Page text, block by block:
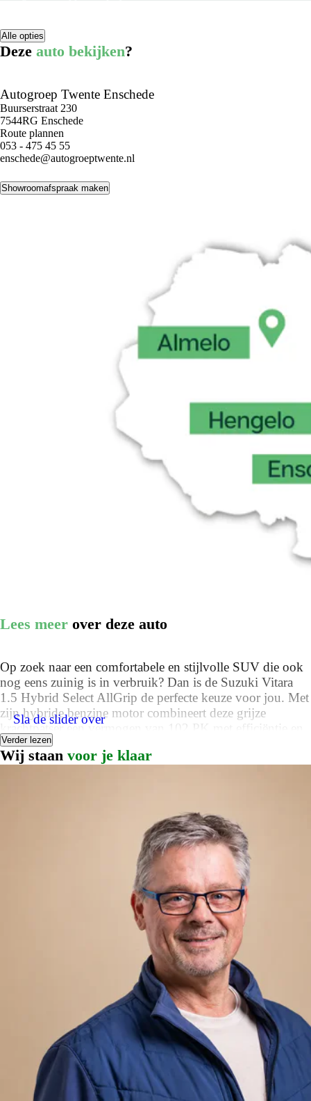
Alle opties
Deze auto bekijken?
Autogroep Twente Enschede
Buurserstraat 230
7544RG Enschede
Route plannen
053 - 475 45 55
enschede@autogroeptwente.nl
Showroomafspraak maken
Lees meer over deze auto
Op zoek naar een comfortabele en stijlvolle SUV die ook
nog eens zuinig is in verbruik? Dan is de Suzuki Vitara
1.5 Hybrid Select AllGrip de perfecte keuze voor jou. Met
zijn hybride benzine motor combineert deze grijze
krachtpatser een vermogen van 102 PK met efficiëntie en
milieuvriendelijkheid. Met een CC van 1462 en een
kilometerstand van 43213 is deze Suzuki Vitara een
kostbare bezit te beschermen, zodat je met een gerust hart
op pad kunt gaan. De LED dagrijverlichting zorgt niet
alleen voor een moderne uitstraling, maar draagt ook bij
aan een betere zichtbaarheid op de weg. Met de
verkeersbord detectie hoef je nooit meer bang te zijn voor
onverwachte snelheidslimieten.
Het interieur van de Suzuki Vitara is praktisch en
comfortabel. De achterbank is eenvoudig in delen
neerklapbaar, waardoor je gemakkelijk extra bagageruimte
creëert voor al je spullen. Ook zijn de elektrische ramen
achter een handige toevoeging, zodat alle passagiers van
optimaal comfort kunnen genieten.
Dankzij de metallic lak heeft deze Suzuki Vitara een luxe
uitstraling die direct in het oog springt. Of je nu door de
stad rijdt of een lange rit maakt over de snelweg, met deze
SUV doe je het in stijl. De cruise control zorgt ervoor dat
je ontspannen en comfortabel kunt rijden, terwijl de
Verder lezen
Wij staan voor je klaar
Sla de slider over